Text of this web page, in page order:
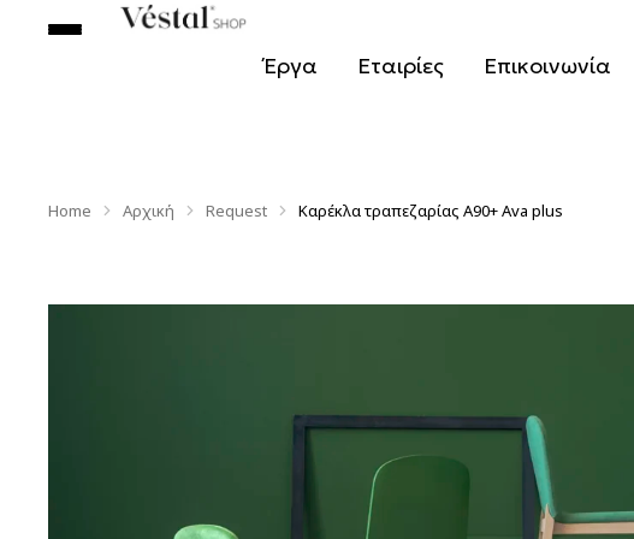
Έργα Εταιρίες Επικοινωνία
You are here:
Home Αρχική Request Καρέκλα τραπεζαρίας Α90+ Ava plus